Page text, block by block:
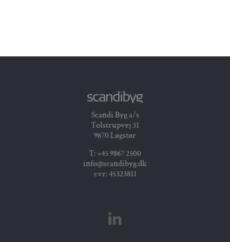
Scandi Byg a/s
Tolstrupvej 31
9670 Løgstør
T: +45 9867 2500
info@scandibyg.dk
cvr: 45323811